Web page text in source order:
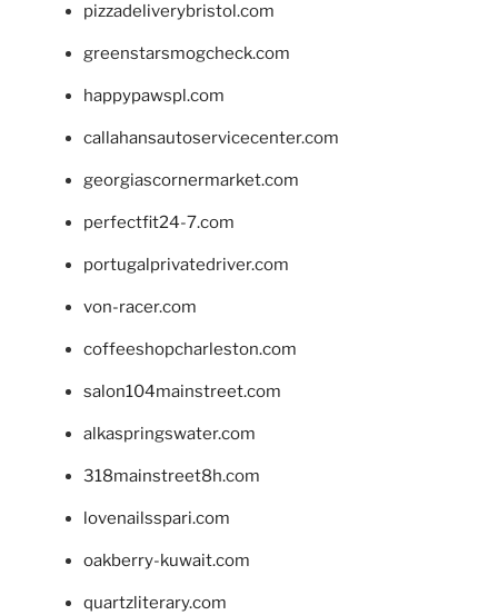
pizzadeliverybristol.com
greenstarsmogcheck.com
happypawspl.com
callahansautoservicecenter.com
georgiascornermarket.com
perfectfit24-7.com
portugalprivatedriver.com
von-racer.com
coffeeshopcharleston.com
salon104mainstreet.com
alkaspringswater.com
318mainstreet8h.com
lovenailsspari.com
oakberry-kuwait.com
quartzliterary.com